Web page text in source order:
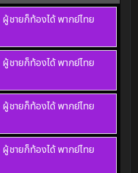
ชายก็ท้องได้ พากย์ไทย
ชายก็ท้องได้ พากย์ไทย
ชายก็ท้องได้ พากย์ไทย
ชายก็ท้องได้ พากย์ไทย